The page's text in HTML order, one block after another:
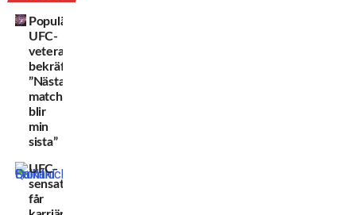
Populära
UFC-
veteranen
bekräftar:
”Nästa
match
blir
min
sista”
UFC-
sensationen
får